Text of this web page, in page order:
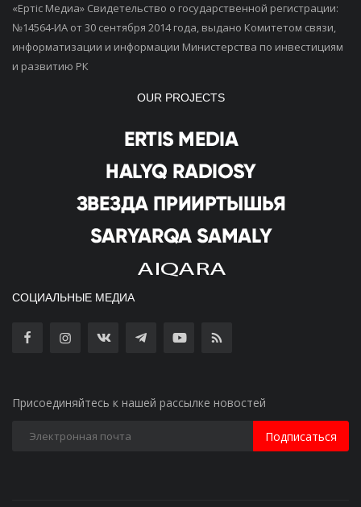
«Ертiс Медиа» Свидетельство о государственной регистрации:
№14564-ИА от 30 сентября 2014 года, выдано Комитетом связи,
информатизации и информации Министерства по инвестициям
и развитию РК
OUR PROJECTS
СОЦИАЛЬНЫЕ МЕДИА
Присоединяйтесь к нашей рассылке новостей
Подписаться